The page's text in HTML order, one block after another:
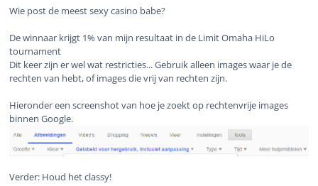
Wie post de meest sexy casino babe?
De winnaar krijgt 1% van mijn resultaat in de Limit Omaha HiLo
tournament
Dit keer zijn er wel wat restricties... Gebruik alleen images waar je de
rechten van hebt, of images die vrij van rechten zijn.
Hieronder een screenshot van hoe je zoekt op rechtenvrije images
binnen Google.
Verder: Houd het classy!